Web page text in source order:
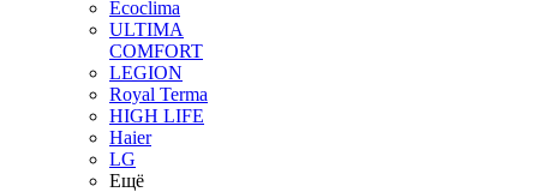
Ecoclima
ULTIMA
COMFORT
LEGION
Royal Terma
HIGH LIFE
Haier
LG
Ещё